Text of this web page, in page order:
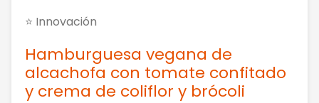
⭐ Innovación
Hamburguesa vegana de
alcachofa con tomate confitado
y crema de coliflor y brócoli